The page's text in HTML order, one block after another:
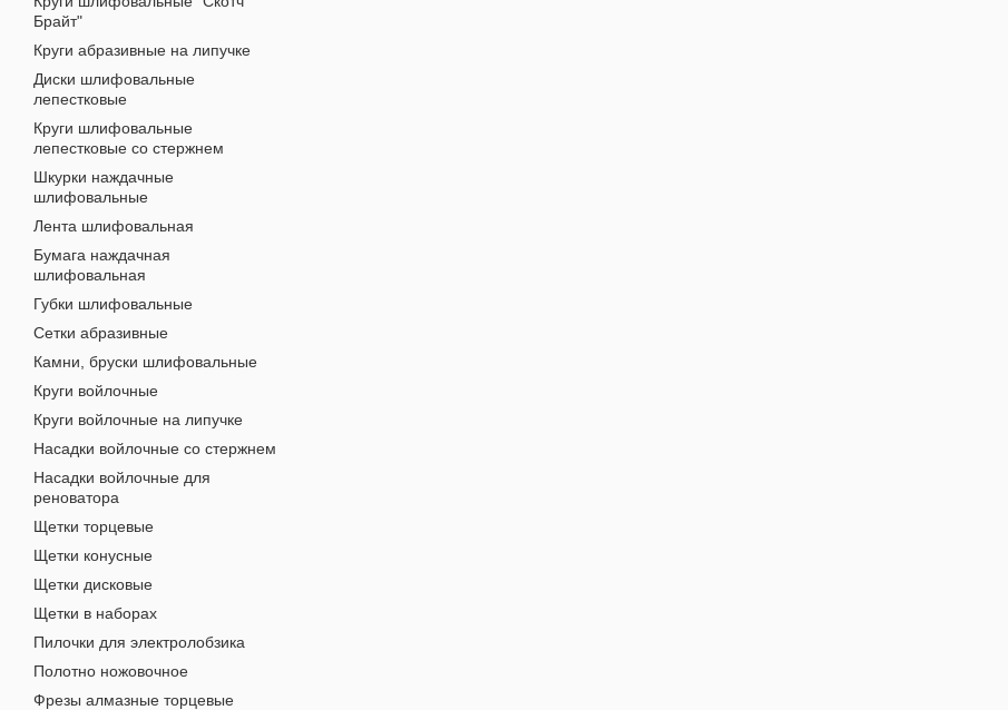
Брайт"
Круги абразивные на липучке
Диски шлифовальные
лепестковые
Круги шлифовальные
лепестковые со стержнем
Шкурки наждачные
шлифовальные
Лента шлифовальная
Бумага наждачная
шлифовальная
Губки шлифовальные
Сетки абразивные
Камни, бруски шлифовальные
Круги войлочные
Круги войлочные на липучке
Насадки войлочные со стержнем
Насадки войлочные для
реноватора
Щетки торцевые
Щетки конусные
Щетки дисковые
Щетки в наборах
Пилочки для электролобзика
Полотно ножовочное
Фрезы алмазные торцевые